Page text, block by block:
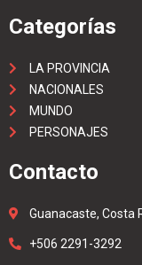
Categorías
LA PROVINCIA
NACIONALES
MUNDO
PERSONAJES
Contacto
Guanacaste, Costa
+506 2291-3292